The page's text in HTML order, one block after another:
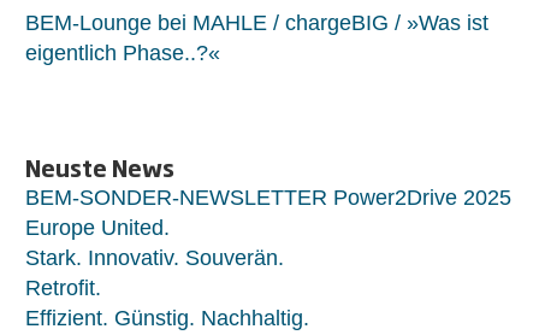
BEM-Lounge bei MAHLE / chargeBIG / »Was ist
eigentlich Phase..?«
Neuste News
BEM-SONDER-NEWSLETTER Power2Drive 2025
Europe United.
Stark. Innovativ. Souverän.
Retrofit.
Effizient. Günstig. Nachhaltig.